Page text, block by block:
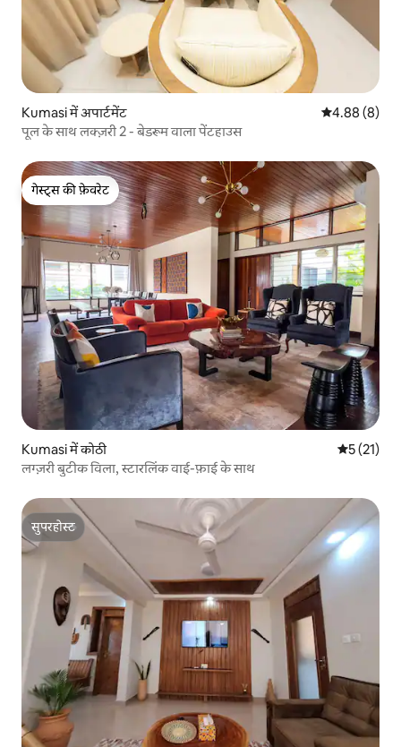
Kumasi में अपार्टमेंट औसत रेटिंग 5 में
4.88 (8)
पूल के साथ लक्ज़री 2 - बेडरूम वाला पेंटहाउस
गेस्ट्स की फ़ेवरेट
गेस्ट्स की फ़ेवरेट
Kumasi में कोठी औसत रेटिंग
5 (21)
लग्ज़री बुटीक विला, स्टारलिंक वाई-फ़ाई के साथ
सुपरहोस्ट
सुपरहोस्ट